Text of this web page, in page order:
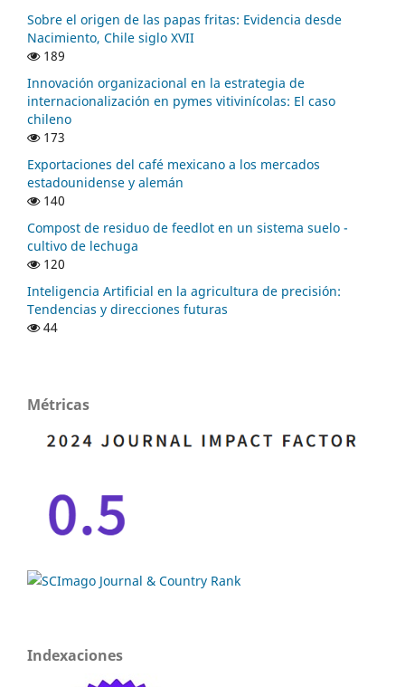
Sobre el origen de las papas fritas: Evidencia desde
Nacimiento, Chile siglo XVII
189
Innovación organizacional en la estrategia de
internacionalización en pymes vitivinícolas: El caso
chileno
173
Exportaciones del café mexicano a los mercados
estadounidense y alemán
140
Compost de residuo de feedlot en un sistema suelo -
cultivo de lechuga
120
Inteligencia Artificial en la agricultura de precisión:
Tendencias y direcciones futuras
44
Métricas
Indexaciones